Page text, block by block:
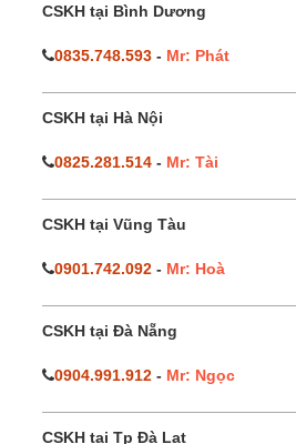
CSKH tại Bình Dương
0835.748.593 - Mr: Phát
CSKH tại Hà Nội
0825.281.514 - Mr: Tài
CSKH tại Vũng Tàu
0901.742.092 - Mr: Hoà
CSKH tại Đà Nẵng
0904.991.912 - Mr: Ngọc
CSKH tại Tp Đà Lạt